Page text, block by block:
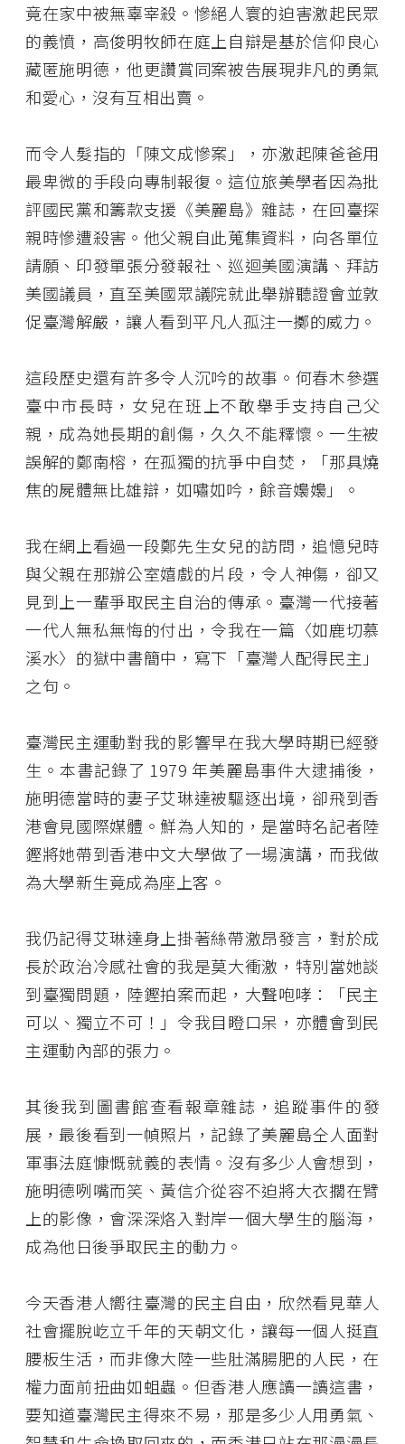
竟在家中被無辜宰殺。慘絕人寰的迫害激起民眾
的義憤，高俊明牧師在庭上自辯是基於信仰良心
藏匿施明德，他更讚賞同案被告展現非凡的勇氣
和愛心，沒有互相出賣。
而令人髮指的「陳文成慘案」，亦激起陳爸爸用
最卑微的手段向專制報復。這位旅美學者因為批
評國民黨和籌款支援《美麗島》雜誌，在回臺探
親時慘遭殺害。他父親自此蒐集資料，向各單位
請願、印發單張分發報社、巡迴美國演講、拜訪
美國議員，直至美國眾議院就此舉辦聽證會並敦
促臺灣解嚴，讓人看到平凡人孤注一擲的威力。
這段歷史還有許多令人沉吟的故事。何春木參選
臺中市長時，女兒在班上不敢舉手支持自己父
親，成為她長期的創傷，久久不能釋懷。一生被
誤解的鄭南榕，在孤獨的抗爭中自焚，「那具燒
焦的屍體無比雄辯，如嘯如吟，餘音嬝嬝」。
我在網上看過一段鄭先生女兒的訪問，追憶兒時
與父親在那辦公室嬉戲的片段，令人神傷，卻又
見到上一輩爭取民主自治的傳承。臺灣一代接著
一代人無私無悔的付出，令我在一篇〈如鹿切慕
溪水〉的獄中書簡中，寫下「臺灣人配得民主」
之句。
臺灣民主運動對我的影響早在我大學時期已經發
生。本書記錄了 1979 年美麗島事件大逮捕後，
施明德當時的妻子艾琳達被驅逐出境，卻飛到香
港會見國際媒體。鮮為人知的，是當時名記者陸
鏗將她帶到香港中文大學做了一場演講，而我做
為大學新生竟成為座上客。
我仍記得艾琳達身上掛著絲帶激昂發言，對於成
長於政治冷感社會的我是莫大衝激，特別當她談
到臺獨問題，陸鏗拍案而起，大聲咆哮：「民主
可以、獨立不可！」令我目瞪口呆，亦體會到民
主運動內部的張力。
其後我到圖書館查看報章雜誌，追蹤事件的發
展，最後看到一幀照片，記錄了美麗島仝人面對
軍事法庭慷慨就義的表情。沒有多少人會想到，
施明德咧嘴而笑、黃信介從容不迫將大衣擱在臂
上的影像，會深深烙入對岸一個大學生的腦海，
成為他日後爭取民主的動力。
今天香港人嚮往臺灣的民主自由，欣然看見華人
社會擺脫屹立千年的天朝文化，讓每一個人挺直
腰板生活，而非像大陸一些肚滿腸肥的人民，在
權力面前扭曲如蛆蟲。但香港人應讀一讀這書，
要知道臺灣民主得來不易，那是多少人用勇氣、